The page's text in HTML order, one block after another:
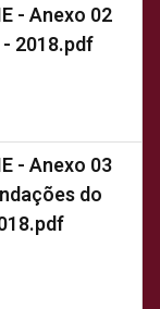
- Anexo 02
2018.pdf
- Anexo 03
do